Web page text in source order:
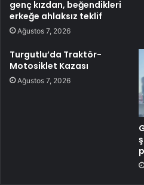
genç kızdan, beğendikleri
erkeğe ahlaksız teklif
Ağustos 7, 2026
Turgutlu’da Traktör-
Motosiklet Kazası
Ağustos 7, 2026